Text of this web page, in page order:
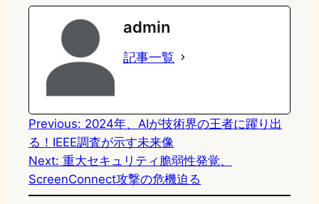
e
t
o
d
n
e
s
k
e
k
e
admin
記事一覧
Previous: 2024年、AIが技術界の王者に躍り出
る！IEEE調査が示す未来像
Next: 重大セキュリティ脆弱性発覚、
ScreenConnect攻撃の危機迫る